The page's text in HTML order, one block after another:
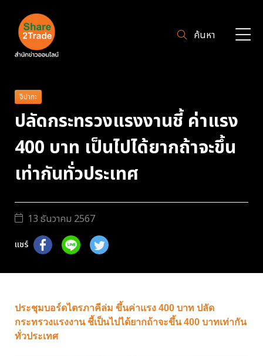
ค้นหา
จิปาถะ
ปลัดกระทรวงแรงงานชี้ ค่าแรง
400 บาท เป็นไปได้ยากถ้าจะขึ้น
เท่ากันทั่วประเทศ
13 ธันวาคม 2567
แชร์
ประชุมบอร์ดไตรภาคีล่ม ขึ้นค่าแรง 400 บาท ปลัด
กระทรวงแรงงาน ชี้เป็นไปได้ยากถ้าจะขึ้น 400 บาทเท่ากัน
ทั่วประเทศ